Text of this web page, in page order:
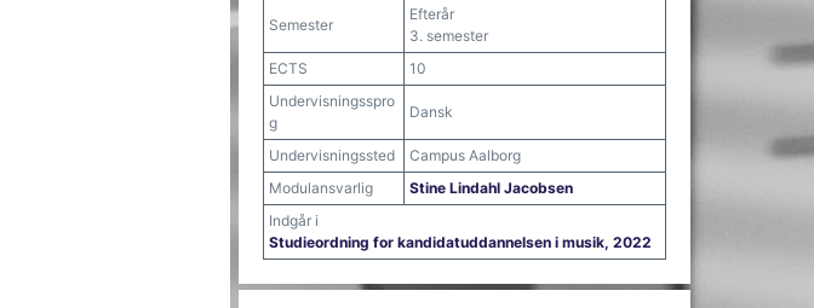
Semester
Efterår
3. semester
ECTS
10
Undervisningsspro
g
Dansk
Undervisningssted
Campus Aalborg
Modulansvarlig
Stine Lindahl Jacobsen
Indgår i
Studieordning for kandidatuddannelsen i musik, 2022